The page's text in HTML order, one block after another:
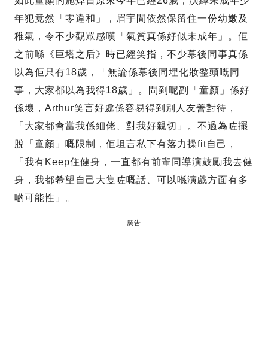
年犯竟然「零違和」，眉宇間依然保留住一份幼嫩及
稚氣，令不少觀眾感嘆「氣質真係好似未成年」。佢
之前喺《巨塔之后》時已經笑指，不少幕後同事真係
以為佢只有18歲，「無論係幕後同埋化妝整頭嘅同
事，大家都以為我得18歲」。問到呢副「童顏」係好
係壞，Arthur笑言好處係容易得到別人友善對待，
「大家都會當我係細佬、對我好親切」。不過為咗擺
脫「童顏」嘅限制，佢坦言私下有落力操fit自己，
「我有Keep住健身，一直都有前輩同導演鼓勵我去健
身，我都希望自己大隻咗嘅話、可以喺演戲方面有多
啲可能性」。
廣告